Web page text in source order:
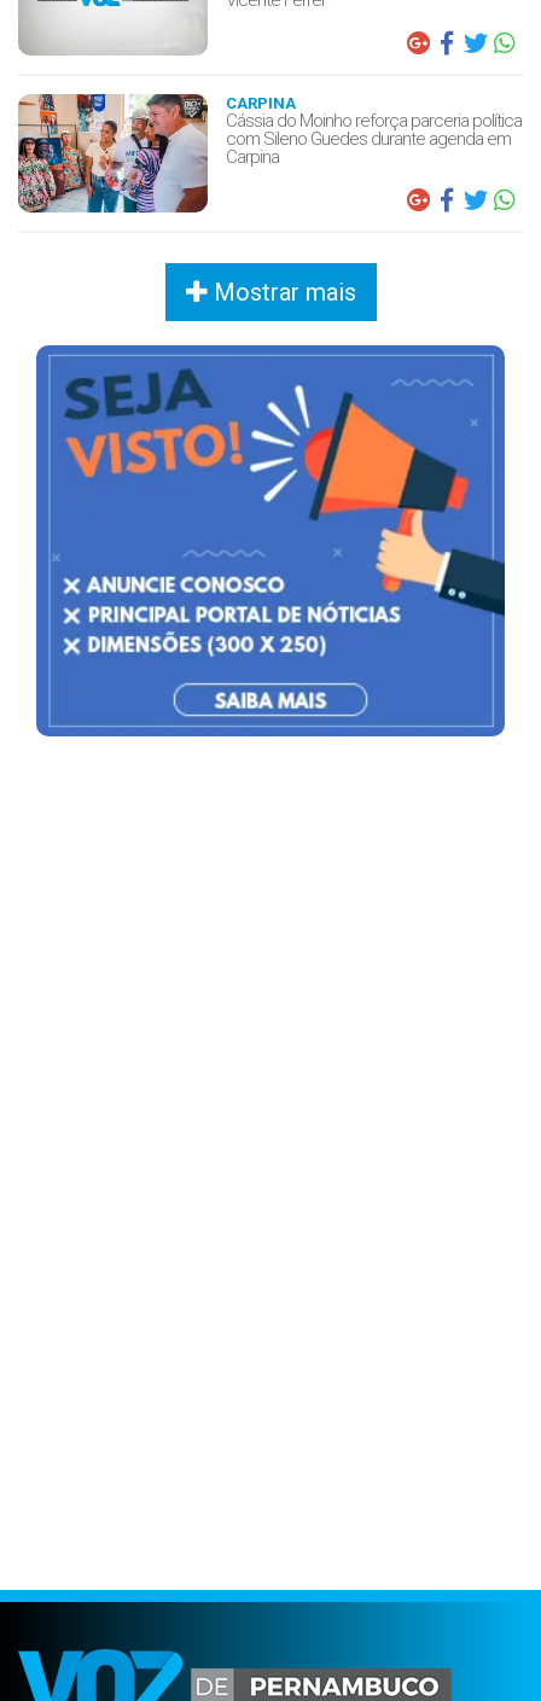
CARPINA
Cássia do Moinho reforça parceria política
com Sileno Guedes durante agenda em
Carpina
Mostrar mais